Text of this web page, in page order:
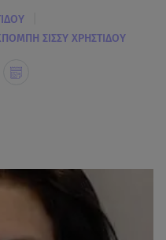
ΣΙΣΣΥ ΧΡΗΣΤΙΔΟΥ